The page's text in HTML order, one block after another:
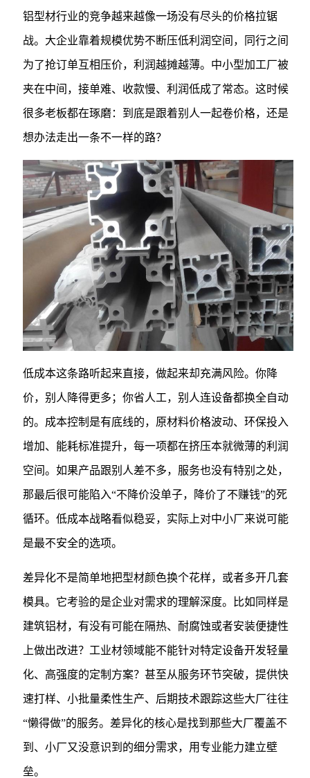
铝型材行业的竞争越来越像一场没有尽头的价格拉锯
战。大企业靠着规模优势不断压低利润空间，同行之间
为了抢订单互相压价，利润越摊越薄。中小型加工厂被
夹在中间，接单难、收款慢、利润低成了常态。这时候
很多老板都在琢磨：到底是跟着别人一起卷价格，还是
想办法走出一条不一样的路？
低成本这条路听起来直接，做起来却充满风险。你降
价，别人降得更多；你省人工，别人连设备都换全自动
的。成本控制是有底线的，原材料价格波动、环保投入
增加、能耗标准提升，每一项都在挤压本就微薄的利润
空间。如果产品跟别人差不多，服务也没有特别之处，
那最后很可能陷入“不降价没单子，降价了不赚钱”的死
循环。低成本战略看似稳妥，实际上对中小厂来说可能
是最不安全的选项。
差异化不是简单地把型材颜色换个花样，或者多开几套
模具。它考验的是企业对需求的理解深度。比如同样是
建筑铝材，有没有可能在隔热、耐腐蚀或者安装便捷性
上做出改进？工业材领域能不能针对特定设备开发轻量
化、高强度的定制方案？甚至从服务环节突破，提供快
速打样、小批量柔性生产、后期技术跟踪这些大厂往往
“懒得做”的服务。差异化的核心是找到那些大厂覆盖不
到、小厂又没意识到的细分需求，用专业能力建立壁
垒。